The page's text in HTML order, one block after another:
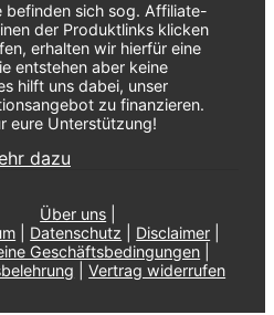
befinden sich sog. Affiliate-
der Produktlinks klicken
erhalten wir hierfür eine
entstehen aber keine
hilft uns dabei, unser
zu finanzieren.
eure Unterstützung!
dazu
Über uns
Datenschutz Disclaimer
Geschäftsbedingungen
|Vertrag widerrufen